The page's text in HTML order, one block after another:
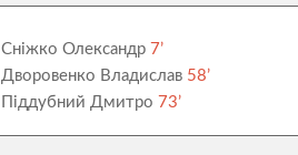
Сніжко Олександр 7’
Дворовенко Владислав 58’
Піддубний Дмитро 73’